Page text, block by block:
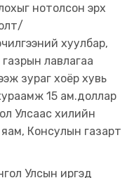
нотолсон эрх
хуулбар,
газрын лавлагаа
зураг хоёр хувь
15 ам.доллар
Улсаас хилийн
Консулын газарт
Улсын иргэд